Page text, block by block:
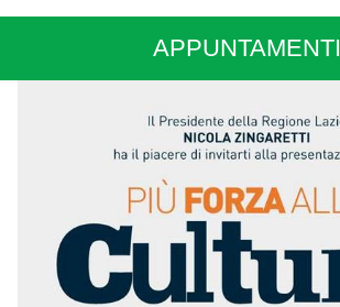
APPUNTAMENTI